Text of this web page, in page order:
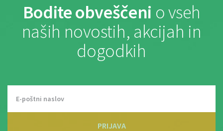
Bodite obveščeni o vseh
naših novostih, akcijah in
dogodkih
PRIJAVA